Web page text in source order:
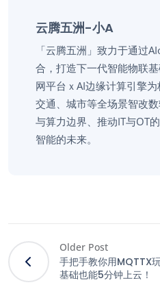
云腾五洲-小A
「云腾五洲」致力于通过
合，打造下一代智能物联
网平台ｘAI边缘计算引擎为
交通、城市等全场景智改
与算力边界、推动IT与OT
智能的未来。
Older Post
手把手教你用MQTTX
基础也能5分钟上云！